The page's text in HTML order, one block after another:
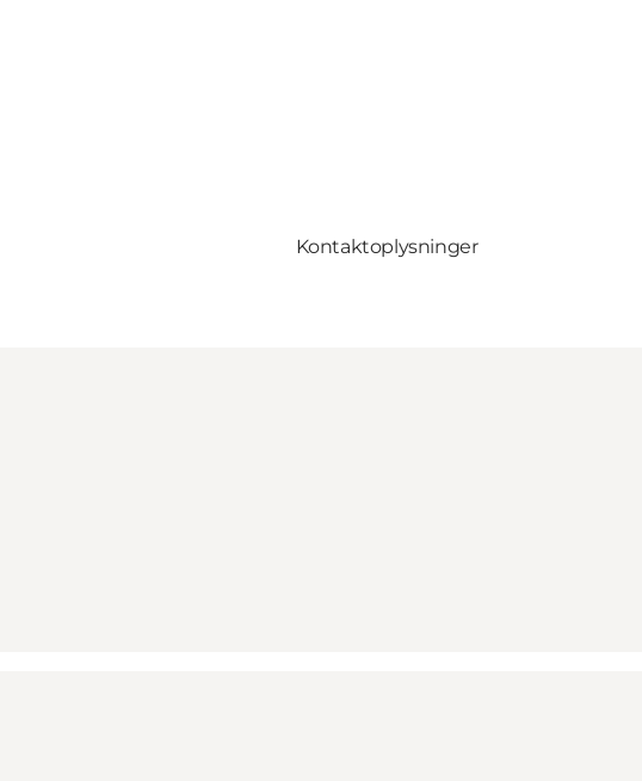
Kontaktoplysninger